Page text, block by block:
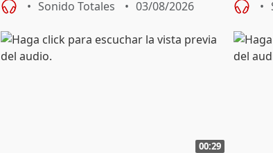
Sonido Totales 03/08/2026
00:29